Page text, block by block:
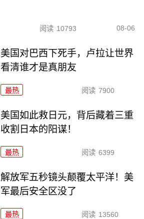
阅读 10793 08-06
美国对巴西下死手，卢拉让世界
看清谁才是真朋友
最热 阅读 7900
美国如此救日元，背后藏着三重
收割日本的阳谋！
最热 阅读 6399
解放军五秒镜头颠覆太平洋！美
军最后安全区没了
最热 阅读 13560